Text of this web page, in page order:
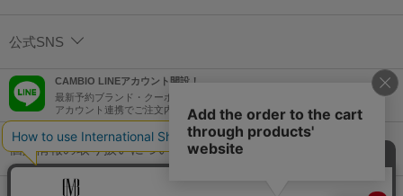
公式SNS
CAMBIO LINEアカウント開設！
最新予約ブランド・クーポン情報などを配信！
アカウント連携でご注文内容をLINEでも確認可能！
個人情報の取り扱いについて